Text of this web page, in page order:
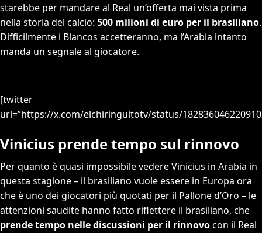
starebbe per mandare al Real un’offerta mai vista prima
nella storia del calcio: 500 milioni di euro per il brasiliano.
Difficilmente i Blancos accetteranno, ma l’Arabia intanto
manda un segnale al giocatore.
[twitter
url=”https://x.com/elchiringuitotv/status/
Vinicius prende tempo sul rinnovo
Per quanto è quasi impossibile vedere Vinicius in Arabia in
questa stagione – il brasiliano vuole essere in Europa ora
che è uno dei giocatori più quotati per il Pallone d’Oro – le
attenzioni saudite hanno fatto riflettere il brasiliano, che
prende tempo nelle discussioni per il rinnovocon il Real